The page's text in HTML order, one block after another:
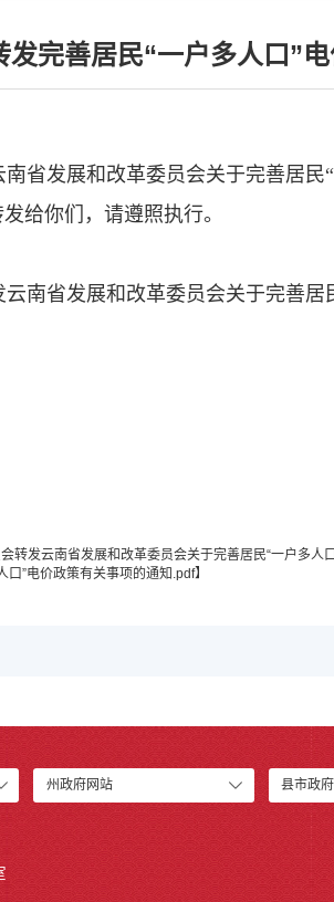
完善居民“一户多人口”
省发展和改革委员会关于完善居民
给你们，请遵照执行。
南省发展和改革委员会关于完善居
转发云南省发展和改革委员会关于完善居民“一户多人
口”电价政策有关事项的通知.pdf】
州政府网站 县市政